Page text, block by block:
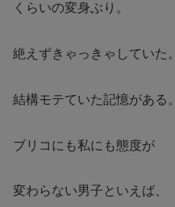
くらいの変身ぶり。
絶えずきゃっきゃしていた。
結構モテていた記憶がある。
ブリコにも私にも態度が
変わらない男子といえば、